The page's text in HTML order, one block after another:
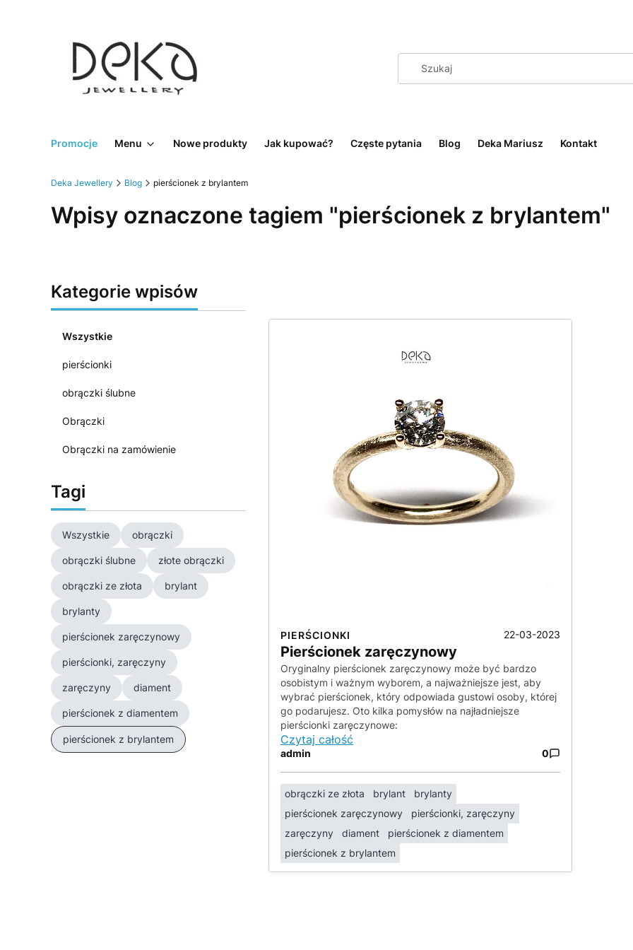
Promocje Menu Nowe produkty Jak kupować? Częste pytania Blog Deka Mariusz Kontakt
Deka Jewellery Blog pierścionek z brylantem
Wpisy oznaczone tagiem "pierścionek z brylantem"
Kategorie wpisów
Wszystkie
pierścionki
obrączki ślubne
Obrączki
Obrączki na zamówienie
Tagi
Wszystkie obrączki
obrączki ślubne złote obrączki
obrączki ze złota brylant
brylanty
pierścionek zaręczynowy
pierścionki, zaręczyny
zaręczyny diament
pierścionek z diamentem
pierścionek z brylantem
PIERŚCIONKI 22-03-2023
Pierścionek zaręczynowy
Oryginalny pierścionek zaręczynowy może być bardzo
osobistym i ważnym wyborem, a najważniejsze jest, aby
wybrać pierścionek, który odpowiada gustowi osoby, której
go podarujesz. Oto kilka pomysłów na najładniejsze
pierścionki zaręczynowe:
Czytaj całość
admin 0
obrączki ze złota brylant
brylanty
pierścionek zaręczynowy
pierścionki, zaręczyny
zaręczyny
diament
pierścionek z diamentem
pierścionek z brylantem